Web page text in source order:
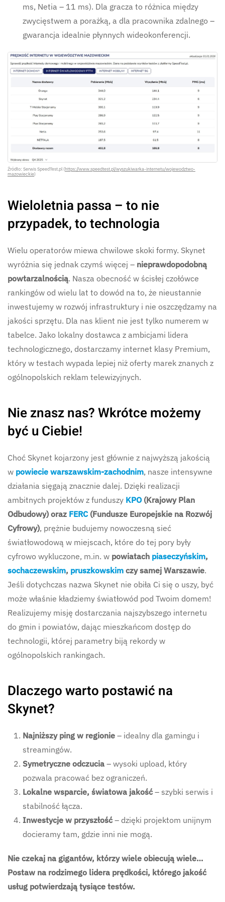
ms, Netia – 11 ms). Dla gracza to różnica między
zwycięstwem a porażką, a dla pracownika zdalnego –
gwarancja idealnie płynnych wideokonferencji.
Źródło: Serwis SpeedTest.pl (https://www.speedtest.pl/wyszukiwarka-internetu/wojewodztwo-
mazowieckie)
Wieloletnia passa – to nie
przypadek, to technologia
Wielu operatorów miewa chwilowe skoki formy. Skynet
wyróżnia się jednak czymś więcej – nieprawdopodobną
powtarzalnością. Nasza obecność w ścisłej czołówce
rankingów od wielu lat to dowód na to, że nieustannie
inwestujemy w rozwój infrastruktury i nie oszczędzamy na
jakości sprzętu. Dla nas klient nie jest tylko numerem w
tabelce. Jako lokalny dostawca z ambicjami lidera
technologicznego, dostarczamy internet klasy Premium,
który w testach wypada lepiej niż oferty marek znanych z
ogólnopolskich reklam telewizyjnych.
Nie znasz nas? Wkrótce możemy
być u Ciebie!
Choć Skynet kojarzony jest głównie z najwyższą jakością
w powiecie warszawskim-zachodnim, nasze intensywne
działania sięgają znacznie dalej. Dzięki realizacji
ambitnych projektów z funduszy KPO(Krajowy Plan
Odbudowy) oraz FERC (Fundusze Europejskie na Rozwój
Cyfrowy), prężnie budujemy nowoczesną sieć
światłowodową w miejscach, które do tej pory były
cyfrowo wykluczone, m.in. w powiatach piaseczyńskim,
sochaczewskim, pruszkowskim czy samej Warszawie.
Jeśli dotychczas nazwa Skynet nie obiła Ci się o uszy, być
może właśnie kładziemy światłowód pod Twoim domem!
Realizujemy misję dostarczania najszybszego internetu
do gmin i powiatów, dając mieszkańcom dostęp do
technologii, której parametry biją rekordy w
ogólnopolskich rankingach.
Dlaczego warto postawić na
Skynet?
Najniższy ping w regionie – idealny dla gamingu i
streamingów.
Symetryczne odczucia – wysoki upload, który
pozwala pracować bez ograniczeń.
Lokalne wsparcie, światowa jakość– szybki serwis i
stabilność łącza.
Inwestycje w przyszłość– dzięki projektom unijnym
docieramy tam, gdzie inni nie mogą.
Nie czekaj na gigantów, którzy wiele obiecują wiele…
Postaw na rodzimego lidera prędkości, którego jakość
usług potwierdzają tysiące testów.